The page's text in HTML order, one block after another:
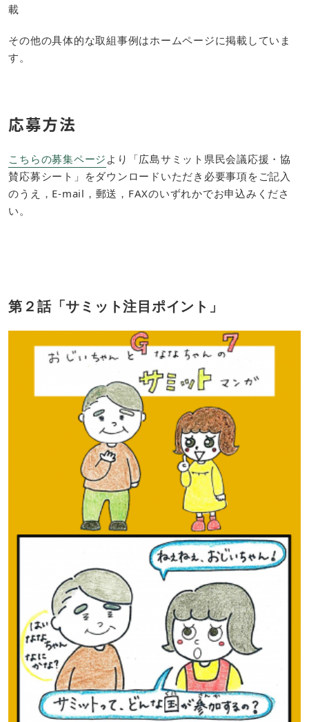
載
その他の具体的な取組事例はホームページに掲載していま
す。
応募方法
こちらの募集ページ より「広島サミット県民会議応援・協
賛応募シート」をダウンロードいただき必要事項をご記入
のうえ，E-mail，郵送，FAXのいずれかでお申込みくださ
い。
第２話「サミット注目ポイント」